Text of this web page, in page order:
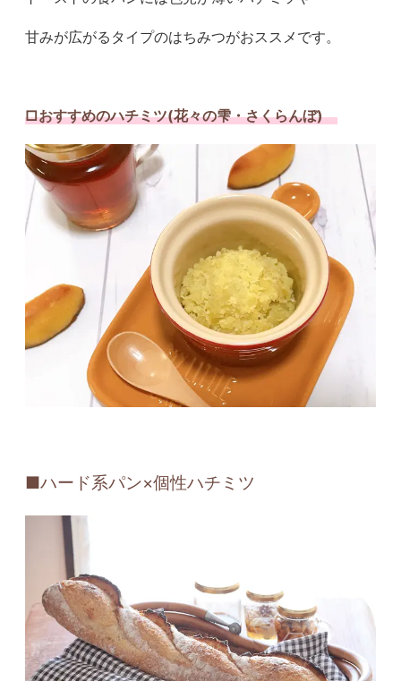
甘みが広がるタイプのはちみつがおススメです。
□おすすめのハチミツ(花々の雫・さくらんぼ)
■ハード系パン×個性ハチミツ